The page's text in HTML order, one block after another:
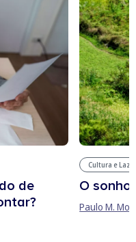
de
Cultura e
O sonho
Paulo M.